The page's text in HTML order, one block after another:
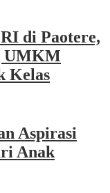
di Paotere,
UMKM
Kelas
Aspirasi
Anak